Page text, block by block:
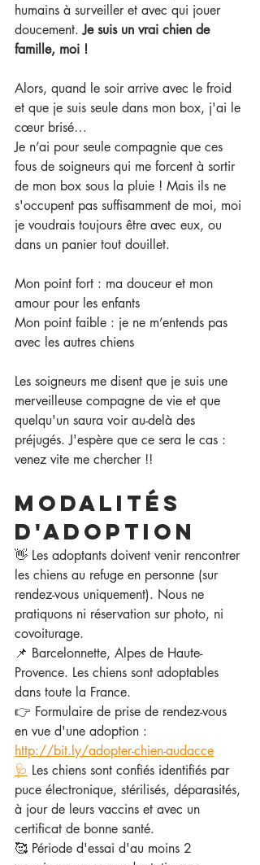
humains à surveiller et avec qui jouer
doucement. Je suis un vrai chien de
famille, moi !
Alors, quand le soir arrive avec le froid
et que je suis seule dans mon box, j'ai le
cœur brisé…
Je n’ai pour seule compagnie que ces
fous de soigneurs qui me forcent à sortir
de mon box sous la pluie ! Mais ils ne
s'occupent pas suffisamment de moi, moi
je voudrais toujours être avec eux, ou
dans un panier tout douillet.
Mon point fort : ma douceur et mon
amour pour les enfants
Mon point faible : je ne m’entends pas
avec les autres chiens
Les soigneurs me disent que je suis une
merveilleuse compagne de vie et que
quelqu'un saura voir au-delà des
préjugés. J'espère que ce sera le cas :
venez vite me chercher !!
Modalités
d'adoption
👋 Les adoptants doivent venir rencontrer
les chiens au refuge en personne (sur
rendez-vous uniquement). Nous ne
pratiquons ni réservation sur photo, ni
covoiturage.
📌 Barcelonnette, Alpes de Haute-
Provence. Les chiens sont adoptables
dans toute la France.
👉 Formulaire de prise de rendez-vous
en vue d'une adoption :
http://bit.ly/adopter-chien-audacce
🩺 Les chiens sont confiés identifiés par
puce électronique, stérilisés, déparasités,
à jour de leurs vaccins et avec un
certificat de bonne santé.
🥰 Période d'essai d'au moins 2